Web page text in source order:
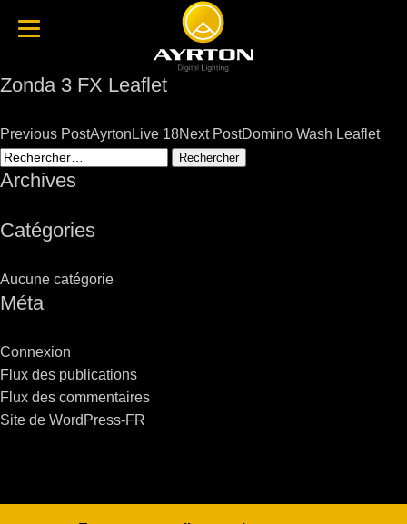
Zonda 3 FX Leaflet
Post
navigation
Previous PostAyrtonLive 18Next PostDomino Wash Leaflet
Rechercher :
Archives
Catégories
Aucune catégorie
Méta
Connexion
Flux des publications
Flux des commentaires
Site de WordPress-FR